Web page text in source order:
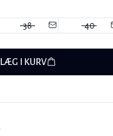
38 40
LÆG I KURV